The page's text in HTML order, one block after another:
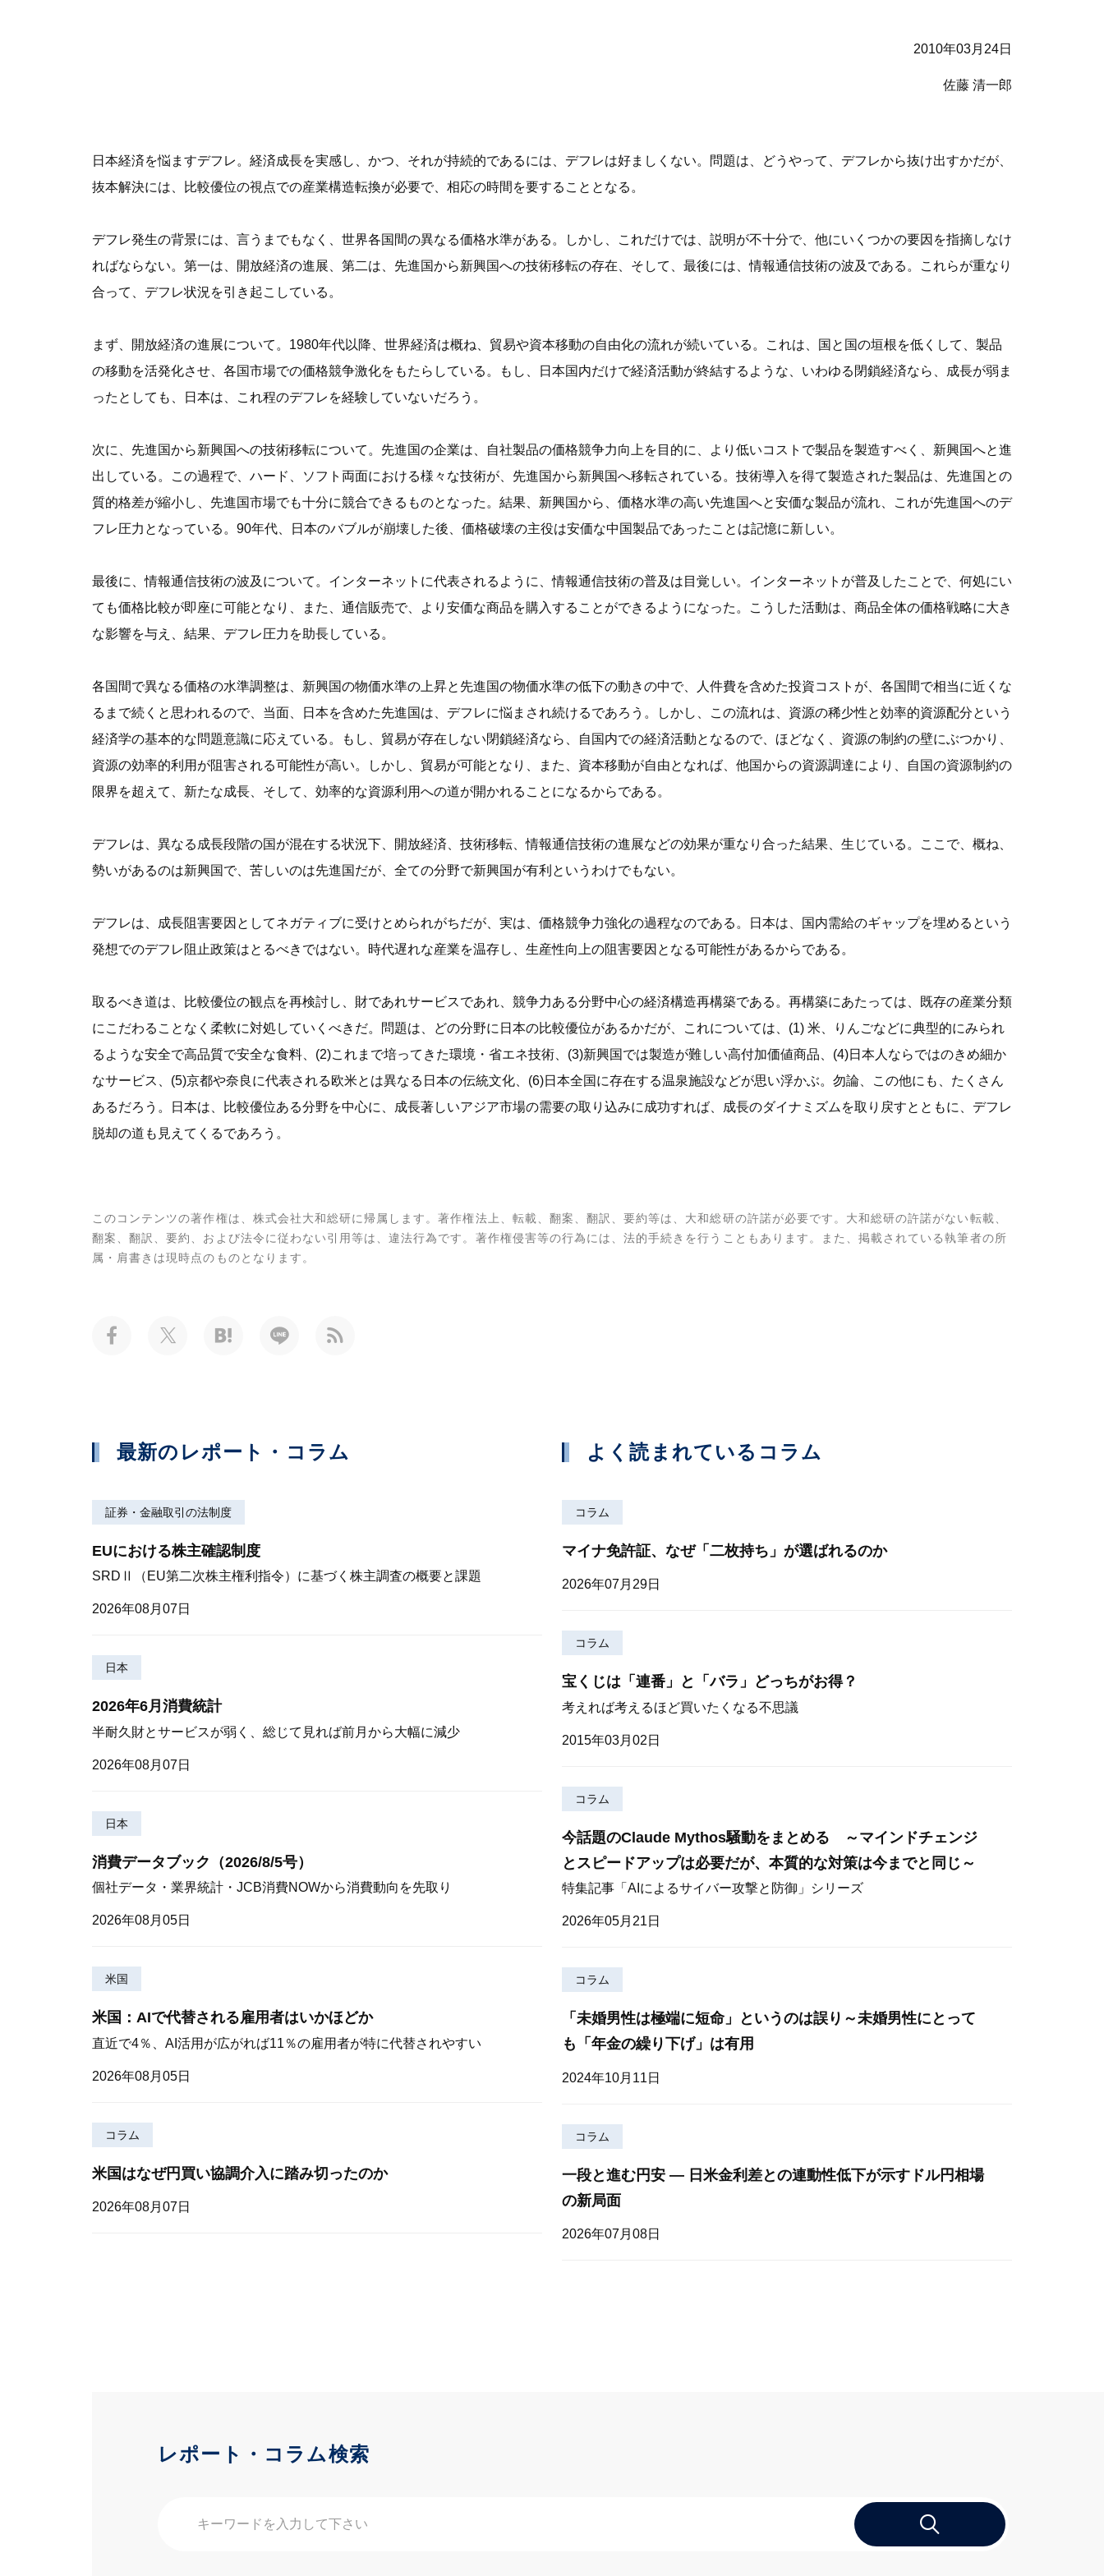
2010年03月24日
佐藤 清一郎
日本経済を悩ますデフレ。経済成長を実感し、かつ、それが持続的であるには、デフレは好ましくない。問題は、どうやって、デフレから抜け出すかだが、
抜本解決には、比較優位の視点での産業構造転換が必要で、相応の時間を要することとなる。
デフレ発生の背景には、言うまでもなく、世界各国間の異なる価格水準がある。しかし、これだけでは、説明が不十分で、他にいくつかの要因を指摘しなけ
ればならない。第一は、開放経済の進展、第二は、先進国から新興国への技術移転の存在、そして、最後には、情報通信技術の波及である。これらが重なり
合って、デフレ状況を引き起こしている。
まず、開放経済の進展について。1980年代以降、世界経済は概ね、貿易や資本移動の自由化の流れが続いている。これは、国と国の垣根を低くして、製品
の移動を活発化させ、各国市場での価格競争激化をもたらしている。もし、日本国内だけで経済活動が終結するような、いわゆる閉鎖経済なら、成長が弱ま
ったとしても、日本は、これ程のデフレを経験していないだろう。
次に、先進国から新興国への技術移転について。先進国の企業は、自社製品の価格競争力向上を目的に、より低いコストで製品を製造すべく、新興国へと進
出している。この過程で、ハード、ソフト両面における様々な技術が、先進国から新興国へ移転されている。技術導入を得て製造された製品は、先進国との
質的格差が縮小し、先進国市場でも十分に競合できるものとなった。結果、新興国から、価格水準の高い先進国へと安価な製品が流れ、これが先進国へのデ
フレ圧力となっている。90年代、日本のバブルが崩壊した後、価格破壊の主役は安価な中国製品であったことは記憶に新しい。
最後に、情報通信技術の波及について。インターネットに代表されるように、情報通信技術の普及は目覚しい。インターネットが普及したことで、何処にい
ても価格比較が即座に可能となり、また、通信販売で、より安価な商品を購入することができるようになった。こうした活動は、商品全体の価格戦略に大き
な影響を与え、結果、デフレ圧力を助長している。
各国間で異なる価格の水準調整は、新興国の物価水準の上昇と先進国の物価水準の低下の動きの中で、人件費を含めた投資コストが、各国間で相当に近くな
るまで続くと思われるので、当面、日本を含めた先進国は、デフレに悩まされ続けるであろう。しかし、この流れは、資源の稀少性と効率的資源配分という
経済学の基本的な問題意識に応えている。もし、貿易が存在しない閉鎖経済なら、自国内での経済活動となるので、ほどなく、資源の制約の壁にぶつかり、
資源の効率的利用が阻害される可能性が高い。しかし、貿易が可能となり、また、資本移動が自由となれば、他国からの資源調達により、自国の資源制約の
限界を超えて、新たな成長、そして、効率的な資源利用への道が開かれることになるからである。
デフレは、異なる成長段階の国が混在する状況下、開放経済、技術移転、情報通信技術の進展などの効果が重なり合った結果、生じている。ここで、概ね、
勢いがあるのは新興国で、苦しいのは先進国だが、全ての分野で新興国が有利というわけでもない。
デフレは、成長阻害要因としてネガティブに受けとめられがちだが、実は、価格競争力強化の過程なのである。日本は、国内需給のギャップを埋めるという
発想でのデフレ阻止政策はとるべきではない。時代遅れな産業を温存し、生産性向上の阻害要因となる可能性があるからである。
取るべき道は、比較優位の観点を再検討し、財であれサービスであれ、競争力ある分野中心の経済構造再構築である。再構築にあたっては、既存の産業分類
にこだわることなく柔軟に対処していくべきだ。問題は、どの分野に日本の比較優位があるかだが、これについては、(1) 米、りんごなどに典型的にみられ
るような安全で高品質で安全な食料、(2)これまで培ってきた環境・省エネ技術、(3)新興国では製造が難しい高付加価値商品、(4)日本人ならではのきめ細か
なサービス、(5)京都や奈良に代表される欧米とは異なる日本の伝統文化、(6)日本全国に存在する温泉施設などが思い浮かぶ。勿論、この他にも、たくさん
あるだろう。日本は、比較優位ある分野を中心に、成長著しいアジア市場の需要の取り込みに成功すれば、成長のダイナミズムを取り戻すとともに、デフレ
脱却の道も見えてくるであろう。
このコンテンツの著作権は、株式会社大和総研に帰属します。著作権法上、転載、翻案、翻訳、要約等は、大和総研の許諾が必要です。大和総研の許諾がない転載、
翻案、翻訳、要約、および法令に従わない引用等は、違法行為です。著作権侵害等の行為には、法的手続きを行うこともあります。また、掲載されている執筆者の所
属・肩書きは現時点のものとなります。
最新のレポート・コラム
証券・金融取引の法制度
EUにおける株主確認制度
SRDⅡ（EU第二次株主権利指令）に基づく株主調査の概要と課題
2026年08月07日
日本
2026年6月消費統計
半耐久財とサービスが弱く、総じて見れば前月から大幅に減少
2026年08月07日
日本
消費データブック（2026/8/5号）
個社データ・業界統計・JCB消費NOWから消費動向を先取り
2026年08月05日
米国
米国：AIで代替される雇用者はいかほどか
直近で4％、AI活用が広がれば11％の雇用者が特に代替されやすい
2026年08月05日
コラム
米国はなぜ円買い協調介入に踏み切ったのか
2026年08月07日
よく読まれているコラム
コラム
マイナ免許証、なぜ「二枚持ち」が選ばれるのか
2026年07月29日
コラム
宝くじは「連番」と「バラ」どっちがお得？
考えれば考えるほど買いたくなる不思議
2015年03月02日
コラム
今話題のClaude Mythos騒動をまとめる ～マインドチェンジ
とスピードアップは必要だが、本質的な対策は今までと同じ～
特集記事「AIによるサイバー攻撃と防御」シリーズ
2026年05月21日
コラム
「未婚男性は極端に短命」というのは誤り～未婚男性にとって
も「年金の繰り下げ」は有用
2024年10月11日
コラム
一段と進む円安 — 日米金利差との連動性低下が示すドル円相場
の新局面
2026年07月08日
レポート・コラム検索